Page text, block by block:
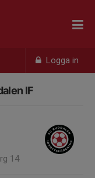
Logga in
IF
14